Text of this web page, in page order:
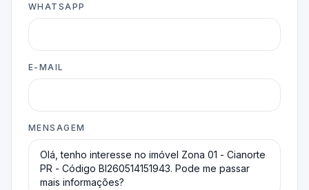
WHATSAPP
E-MAIL
MENSAGEM